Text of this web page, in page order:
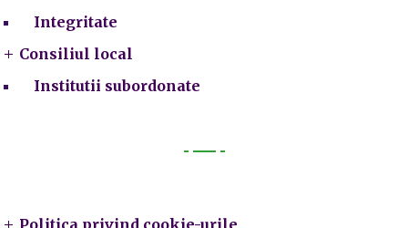
Integritate
Consiliul local
Institutii subordonate
Politica privind cookie-urile